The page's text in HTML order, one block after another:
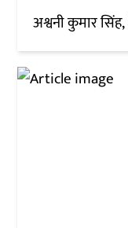
अश्वनी कुमार सिंह